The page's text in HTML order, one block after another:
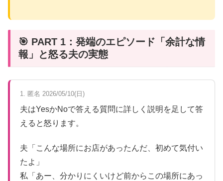
🎯 PART 1：発端のエピソード「余計な情
報」と怒る夫の実態
1. 匿名 2026/05/10(日)
夫はYesかNoで答える質問に詳しく説明を足して答
えると怒ります。
夫「こんな場所にお店があったんだ、初めて気付い
たよ」
私「あー、分かりにくいけど前からこの場所にあっ